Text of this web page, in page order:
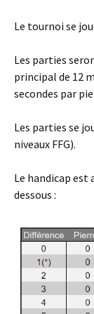
Le tournoi se
Les parties
principal de 12
secondes par
Les parties se
niveaux FFG).
Le handicap est
dessous :